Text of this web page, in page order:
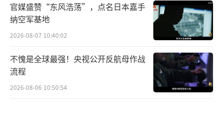
官媒盛赞“东风浩荡”，点名日本嘉手
纳空军基地
2026-08-07 10:40:02
不愧是全球最强！央视公开反航母作战
流程
2026-08-06 10:50:54